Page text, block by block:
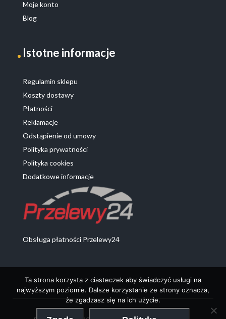
Ta strona korzysta z ciasteczek aby świadczyć usługi na
najwyższym poziomie. Dalsze korzystanie ze strony oznacza,
że zgadzasz się na ich użycie.
Moje konto
Blog
Istotne informacje
Regulamin sklepu
Koszty dostawy
Płatności
Reklamacje
Odstąpienie od umowy
Polityka prywatności
Polityka cookies
Dodatkowe informacje
Obsługa płatności Przelewy24